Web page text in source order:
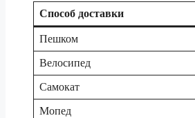
Способ доставки
Пешком
Велосипед
Самокат
Мопед